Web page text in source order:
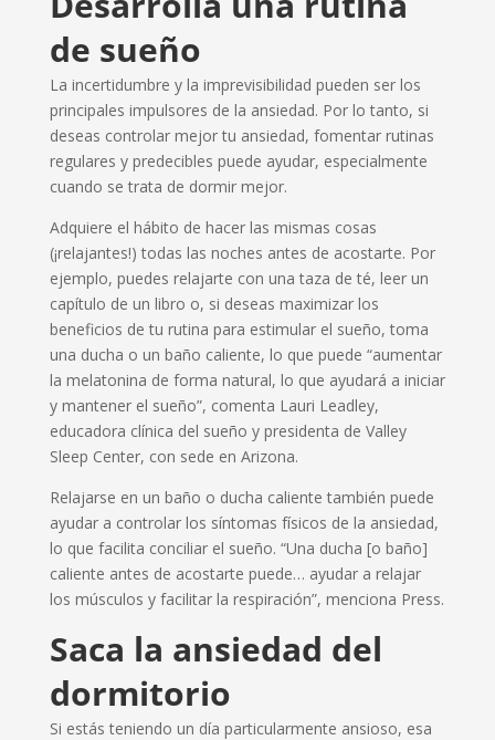
de sueño
La incertidumbre y la imprevisibilidad pueden ser los
principales impulsores de la ansiedad. Por lo tanto, si
deseas controlar mejor tu ansiedad, fomentar rutinas
regulares y predecibles puede ayudar, especialmente
cuando se trata de dormir mejor.
Adquiere el hábito de hacer las mismas cosas
(¡relajantes!) todas las noches antes de acostarte. Por
ejemplo, puedes relajarte con una taza de té, leer un
capítulo de un libro o, si deseas maximizar los
beneficios de tu rutina para estimular el sueño, toma
una ducha o un baño caliente, lo que puede “aumentar
la melatonina de forma natural, lo que ayudará a iniciar
y mantener el sueño”, comenta Lauri Leadley,
educadora clínica del sueño y presidenta de Valley
Sleep Center, con sede en Arizona.
Relajarse en un baño o ducha caliente también puede
ayudar a controlar los síntomas físicos de la ansiedad,
lo que facilita conciliar el sueño. “Una ducha [o baño]
caliente antes de acostarte puede… ayudar a relajar
los músculos y facilitar la respiración”, menciona Press.
Saca la ansiedad del
dormitorio
Si estás teniendo un día particularmente ansioso, esa